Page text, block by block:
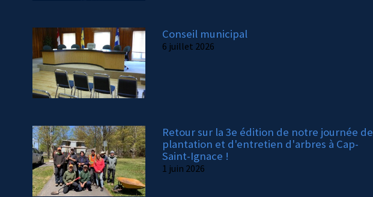
Conseil municipal
6 juillet 2026
Retour sur la 3e édition de notre journée de
plantation et d'entretien d'arbres à Cap-
Saint-Ignace !
1 juin 2026